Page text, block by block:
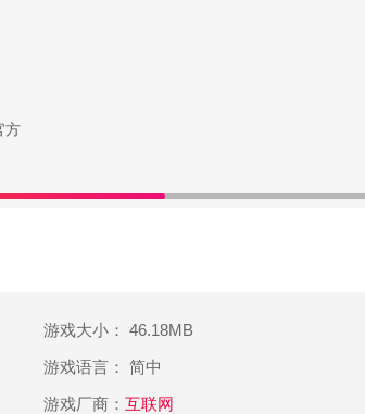
游戏大小： 46.18MB
游戏语言： 简中
游戏厂商： 互联网